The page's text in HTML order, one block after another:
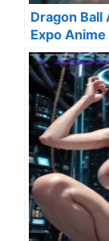
Dragon Ball
Expo